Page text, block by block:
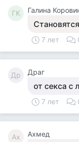
ГК Галина
7 лет
Др Драг
от секса с
7 лет
Ах Ахмед